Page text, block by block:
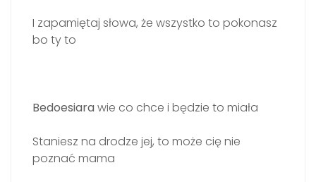
I zapamiętaj słowa, że wszystko to pokonasz
bo ty to
Bedoesiara wie co chce i będzie to miała
Staniesz na drodze jej, to może cię nie
poznać mama